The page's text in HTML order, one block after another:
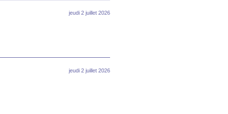
jeudi 2 juillet 2026
jeudi 2 juillet 2026